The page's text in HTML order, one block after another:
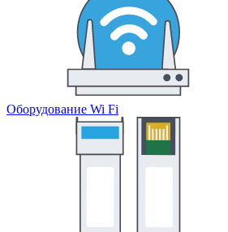
Оборудование Wi Fi